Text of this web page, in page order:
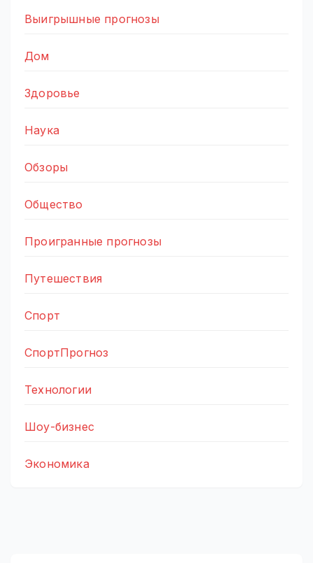
Выигрышные прогнозы
Дом
Здоровье
Наука
Обзоры
Общество
Проигранные прогнозы
Путешествия
Спорт
СпортПрогноз
Технологии
Шоу-бизнес
Экономика